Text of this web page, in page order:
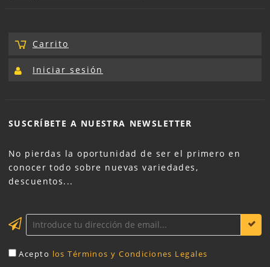
Carrito
Iniciar sesión
SUSCRÍBETE A NUESTRA NEWSLETTER
No pierdas la oportunidad de ser el primero en
conocer todo sobre nuevas variedades,
descuentos...
Acepto los Términos y Condiciones Legales